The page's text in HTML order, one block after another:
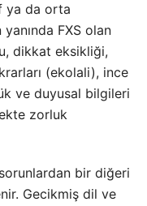
ya da orta
FXS olan
dikkat eksikliği,
(ekolali), ince
ve duyusal bilgileri
zorluk
bir diğeri
Gecikmiş dil ve